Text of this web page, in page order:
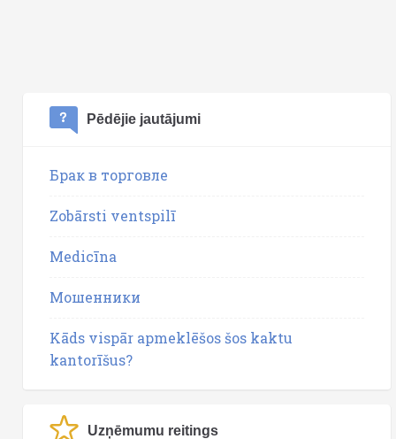
Pēdējie jautājumi
Брак в торговле
Zobārsti ventspilī
Medicīna
Мошенники
Kāds vispār apmeklēšos šos kaktu
kantorīšus?
Uzņēmumu reitings